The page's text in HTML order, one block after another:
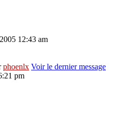
12:43 am
phoenlx Voir le dernier message
pm